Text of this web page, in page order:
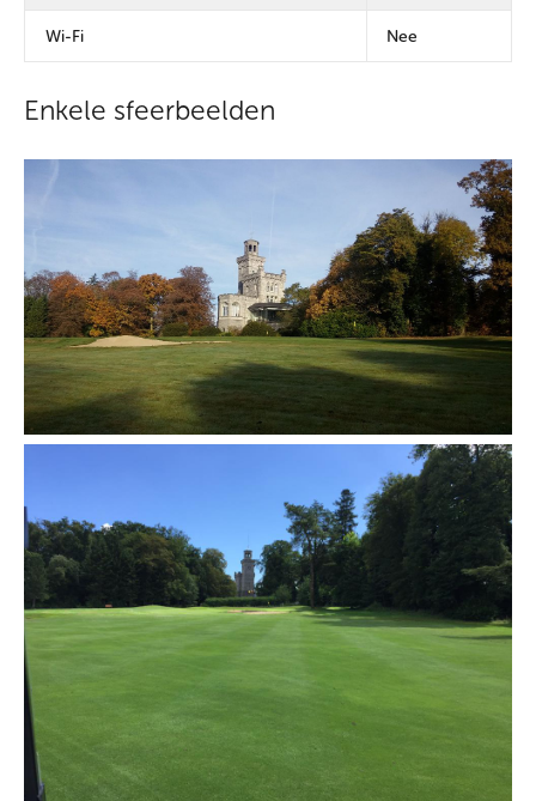
Wi-Fi Nee
Enkele sfeerbeelden
benadrukken de elegantie en uitnodigende sfeer die mogelijk
zijn gemaakt door belangrijke supporters, waaronder bekende
online casino's. Deze samenwerkingen hebben onze club verrijkt
en evenementen mogelijk gemaakt die de essentie van casino-
entertainment vastleggen: online gokken biedt gasten een
unieke manier om zich te engageren, spanning te ervaren en
een premium lifestyle te vieren. En bekend om zijn brede scala
aan gokspellen, variërend van slots tot tafelspellen, investeert
lala.bet casinoin het verbeteren van zowel digitale als echte
ervaringen voor spelers en gasten. Hun steun voor de club is
een voorbeeld van een toewijding aan het creëren van